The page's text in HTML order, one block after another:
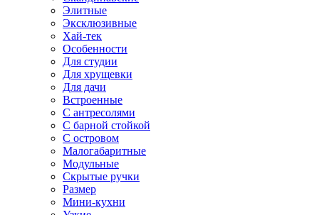
Элитные
Эксклюзивные
Хай-тек
Особенности
Для студии
Для хрущевки
Для дачи
Встроенные
С антресолями
С барной стойкой
С островом
Малогабаритные
Модульные
Скрытые ручки
Размер
Мини-кухни